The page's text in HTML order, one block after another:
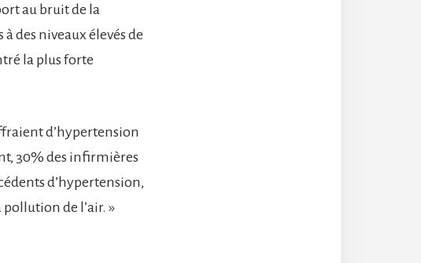
au bruit de la
des niveaux élevés de
la plus forte
d’hypertension
30% des infirmières
d’hypertension,
de l’air. »